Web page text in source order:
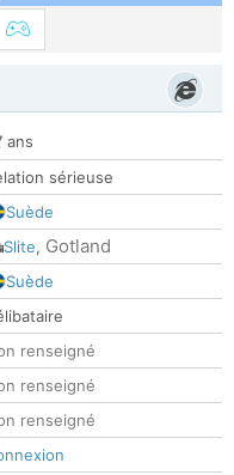
ans
sérieuse
Suède
Slite, Gotland
Suède
renseigné
renseigné
renseigné